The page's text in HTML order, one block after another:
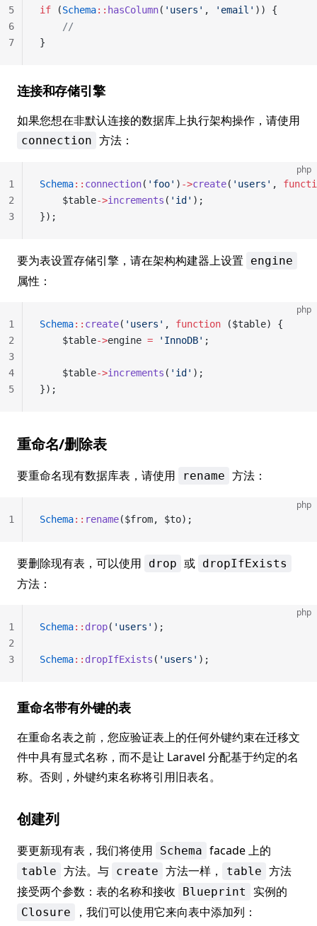
if (Schema:: hasColumn( 'users' , 'email' )) {
    //
}
5
6
7
连接和存储引擎
如果您想在非默认连接的数据库上执行架构操作，请使用
connection 方法：
php
Schema:: connection( 'foo' ) ->create( 'users' ,
    $table
->increments ( 'id' );
});
1
2
3
要为表设置存储引擎，请在架构构建器上设置 engine
属性：
php
Schema:: create( 'users' , function ($table) {
    $table
->engine = 'InnoDB' ;
    $table
->increments ( 'id' );
});
1
2
3
4
5
重命名/删除表
要重命名现有数据库表，请使用 rename 方法：
php
Schema:: rename($from, $to);
1
要删除现有表，可以使用 drop 或 dropIfExists
方法：
php
Schema:: drop( 'users' );
Schema:: dropIfExists ( 'users' );
1
2
3
重命名带有外键的表
在重命名表之前，您应验证表上的任何外键约束在迁移文
件中具有显式名称，而不是让 Laravel 分配基于约定的名
称。否则，外键约束名称将引用旧表名。
创建列
要更新现有表，我们将使用 Schema facade 上的
table 方法。与 create 方法一样， table 方法
接受两个参数：表的名称和接收
Blueprint 实例的
Closure ，我们可以使用它来向表中添加列：